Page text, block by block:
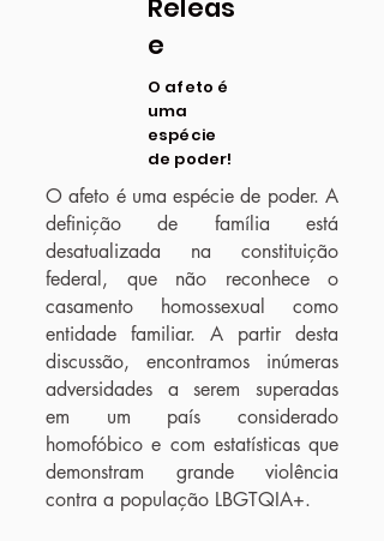
Releas
e
O afeto é
uma
espécie
de poder!
O afeto é uma espécie de poder. A
definição de família está
desatualizada na constituição
federal, que não reconhece o
casamento homossexual como
entidade familiar. A partir desta
discussão, encontramos inúmeras
adversidades a serem superadas
em um país considerado
homofóbico e com estatísticas que
demonstram grande violência
contra a população LBGTQIA+.